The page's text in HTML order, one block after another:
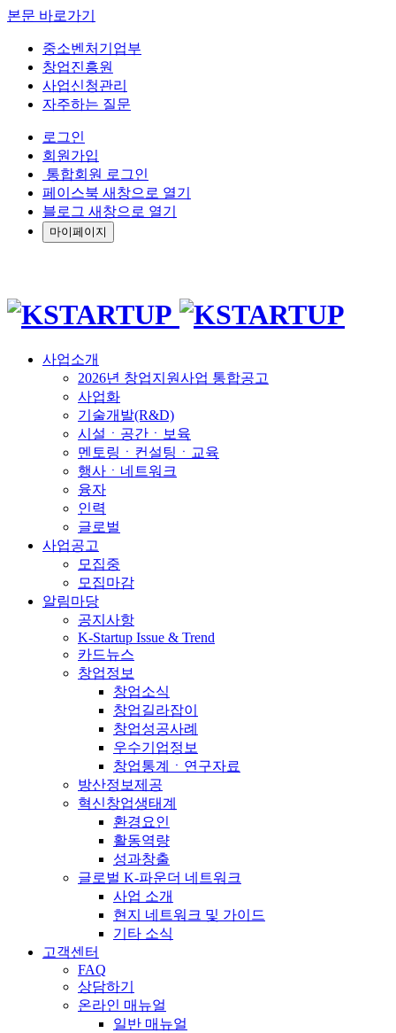
본문 바로가기
중소벤처기업부
창업진흥원
사업신청관리
자주하는 질문
로그인
회원가입
통합회원 로그인
페이스북 새창으로 열기
블로그 새창으로 열기
마이페이지
사업소개
2026년 창업지원사업 통합공고
사업화
기술개발(R&D)
시설ㆍ공간ㆍ보육
멘토링ㆍ컨설팅ㆍ교육
행사ㆍ네트워크
융자
인력
글로벌
사업공고
모집중
모집마감
알림마당
공지사항
K-Startup Issue & Trend
카드뉴스
창업정보
창업소식
창업길라잡이
창업성공사례
우수기업정보
창업통계ㆍ연구자료
방산정보제공
혁신창업생태계
환경요인
활동역량
성과창출
글로벌 K-파운더 네트워크
사업 소개
현지 네트워크 및 가이드
기타 소식
고객센터
FAQ
상담하기
온라인 매뉴얼
일반 매뉴얼